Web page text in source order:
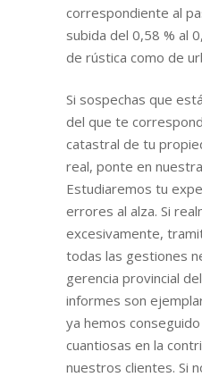
correspondiente al
subida del 0,58 % al
de rústica como de
Si sospechas que
del que te
catastral de tu
real, ponte en
Estudiaremos tu
errores al alza. Si
excesivamente,
todas las gestiones
gerencia provincial
informes son
ya hemos
cuantiosas en la
nuestros clientes. Si